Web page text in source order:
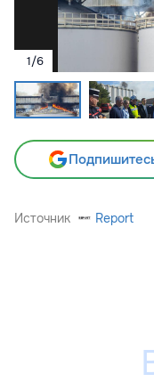
1/6
Источник Report